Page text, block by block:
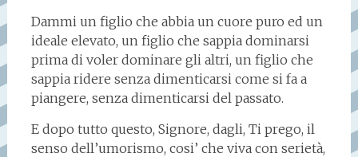
Dammi un figlio che abbia un cuore puro ed un
ideale elevato, un figlio che sappia dominarsi
prima di voler dominare gli altri, un figlio che
sappia ridere senza dimenticarsi come si fa a
piangere, senza dimenticarsi del passato.
E dopo tutto questo, Signore, dagli, Ti prego, il
senso dell’umorismo, cosi’ che viva con serietà,